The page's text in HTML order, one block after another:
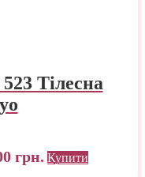
Тілесна
грн. Купити